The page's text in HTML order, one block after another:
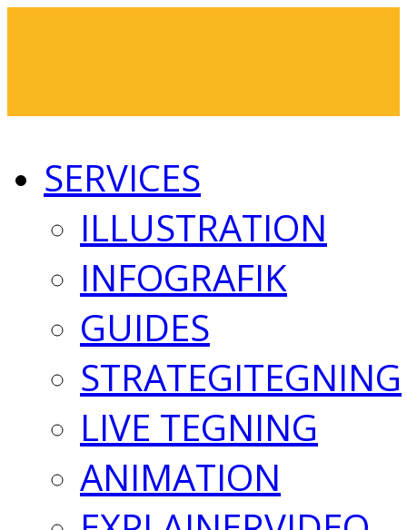
SERVICES
ILLUSTRATION
INFOGRAFIK
GUIDES
STRATEGITEGNING
LIVE TEGNING
ANIMATION